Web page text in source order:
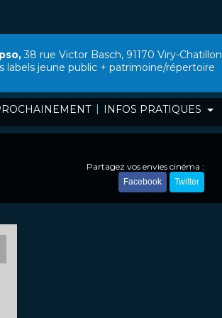
| INFOS PRATIQUES
38 rue Victor Basch, 91170 Viry-Chatillon
labels jeune public + patrimoine/répertoire
Partagez vos envies cinéma :
Facebook Twitter